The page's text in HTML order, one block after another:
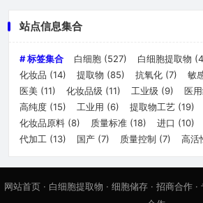
站点信息集合
# 标签集合 白细胞 (527) 白细胞提取物
化妆品 (14) 提取物 (85) 抗氧化 (7) 敏
医美 (11) 化妆品级 (11) 工业级 (9) 医
高纯度 (15) 工业用 (6) 提取物工艺 (19)
化妆品原料 (8) 质量标准 (18) 进口 (10)
代加工 (13) 国产 (7) 质量控制 (7) 高活
网站首页 · 白细胞提取物 · 细胞储存 · 招商合作 ·